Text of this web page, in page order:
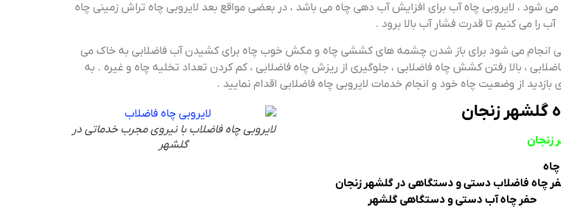
شود ، لایروبی چاه آب برای افزایش آب دهی چاه می باشد ، در بعضی مواقع بعد لایروبی چاه تراش زمینی چاه
آب را می کنیم تا قدرت فشار آب بالا برود .
انجام می شود برای باز شدن چشمه های کششی چاه و مکش خوب چاه برای کشیدن آب فاضلابی به خاک می
، بالا رفتن کشش چاه فاضلابی ، جلوگیری از ریزش چاه فاضلابی ، کم کردن تعداد تخلیه چاه و غیره . به
لایروبی چاه فاضلاب با نیروی مجرب خدماتی در
گلشهر
گلشهر زنجان
زنجان
چاه فاضلاب دستی و دستگاهی در گلشهر زنجان
حفر چاه آب دستی و دستگاهی گلشهر